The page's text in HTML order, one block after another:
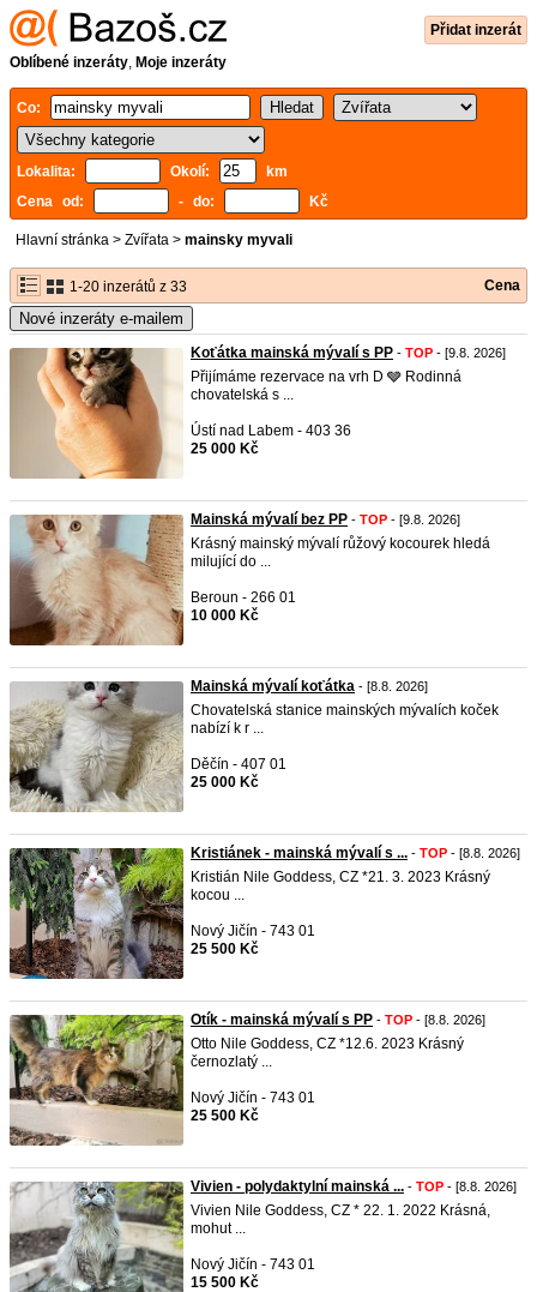
Přidat inzerát
Oblíbené inzeráty, Moje inzeráty
Co:
Lokalita: Okolí:
km
Cena od:
- do: Kč
Hlavní stránka > Zvířata > mainsky myvali
1-20 inzerátů z 33 Cena
Nové inzeráty e-mailem
Koťátka mainská mývalí s PP - TOP - [9.8. 2026]
Přijímáme rezervace na vrh D 🩶 Rodinná
chovatelská s ...
Ústí nad Labem - 403 36
25 000 Kč
Mainská mývalí bez PP - TOP - [9.8. 2026]
Krásný mainský mývalí růžový kocourek hledá
milující do ...
Beroun - 266 01
10 000 Kč
Mainská mývalí koťátka - [8.8. 2026]
Chovatelská stanice mainských mývalích koček
nabízí k r ...
Děčín - 407 01
25 000 Kč
Kristiánek - mainská mývalí s ... - TOP - [8.8. 2026]
Kristián Nile Goddess, CZ *21. 3. 2023 Krásný
kocou ...
Nový Jičín - 743 01
25 500 Kč
Otík - mainská mývalí s PP - TOP - [8.8. 2026]
Otto Nile Goddess, CZ *12.6. 2023 Krásný
černozlatý ...
Nový Jičín - 743 01
25 500 Kč
Vivien - polydaktylní mainská ... - TOP - [8.8. 2026]
Vivien Nile Goddess, CZ * 22. 1. 2022 Krásná,
mohut ...
Nový Jičín - 743 01
15 500 Kč